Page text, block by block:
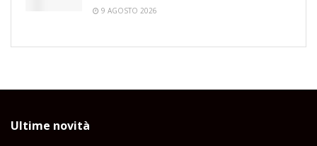
9 AGOSTO 2026
Ultime novità